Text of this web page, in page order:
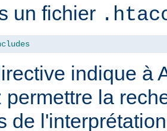
un fichier
indique à
permettre la
de